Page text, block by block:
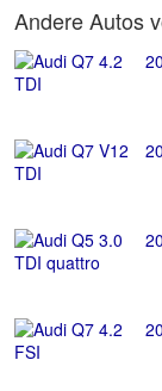
Andere Autos